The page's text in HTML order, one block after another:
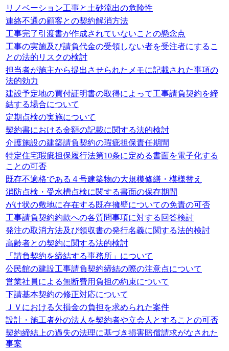
リノベーション工事と土砂流出の危険性
連絡不通の顧客との契約解消方法
工事完了引渡書が作成されていないことの懸念点
工事の実施及び請負代金の受領しない者を受注者にするこ
との法的リスクの検討
担当者が施主から提出させられたメモに記載された事項の
法的効力
建設予定地の買付証明書の取得によって工事請負契約を締
結する場合について
定期点検の実施について
契約書における金額の記載に関する法的検討
介護施設の建築請負契約の瑕疵担保責任期間
特定住宅瑕疵担保履行法第10条に定める書面を電子化する
ことの可否
既存不適格である４号建築物の大規模修繕・模様替え
消防点検・受水槽点検に関する書面の保存期間
がけ状の敷地に存在する既存擁壁についての免責の可否
工事請負契約約款への各質問事項に対する回答検討
発注の取消方法及び領収書の発行名義に関する法的検討
高齢者との契約に関する法的検討
「請負契約を締結する事務所」について
公民館の建設工事請負契約締結の際の注意点について
営業社員による無断費用負担の約束について
下請基本契約の修正対応について
ＪＶにおける欠損金の負担を求められた案件
設計・施工者外の法人を契約者や立会人とすることの可否
契約締結上の過失の法理に基づき損害賠償請求がなされた
事案